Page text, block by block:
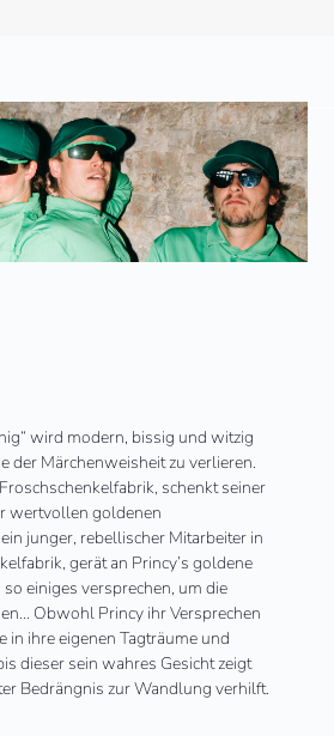
wird modern, bissig und witzig
der Märchenweisheit zu verlieren.
schenkt seiner
wertvollen goldenen
junger, rebellischer Mitarbeiter in
gerät an Princy’s goldene
einiges versprechen, um die
Obwohl Princy ihr Versprechen
in ihre eigenen Tagträume und
dieser sein wahres Gesicht zeigt
Bedrängnis zur Wandlung verhilft.